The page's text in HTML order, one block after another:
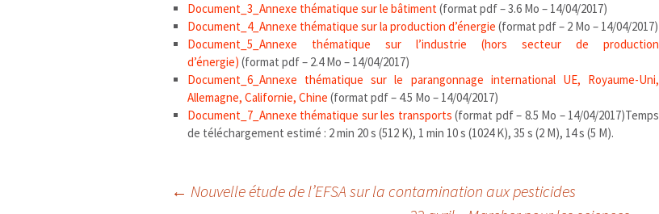
Document_3_Annexe thématique sur le bâtiment(format pdf – 3.6 Mo – 14/04/2017)
Document_4_Annexe thématique sur la production d’énergie (format pdf – 2 Mo – 14/04/2017)
Document_5_Annexe thématique sur l’industrie (hors secteur de production
d’énergie) (format pdf – 2.4 Mo – 14/04/2017)
Document_6_Annexe thématique sur le parangonnage international UE, Royaume-Uni,
Allemagne, Californie, Chine (format pdf – 4.5 Mo – 14/04/2017)
Document_7_Annexe thématique sur les transports (format pdf – 8.5 Mo – 14/04/2017)Temps
de téléchargement estimé : 2 min 20 s (512 K), 1 min 10 s (1024 K), 35 s (2 M), 14 s (5 M).
Navigation
← Nouvelle étude de l’EFSA sur la contamination aux pesticides